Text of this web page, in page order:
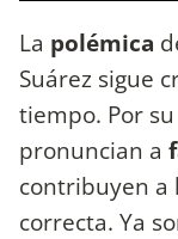
La polémica
Suárez sigue
tiempo. Por
pronuncian a
contribuyen a
correcta. Ya